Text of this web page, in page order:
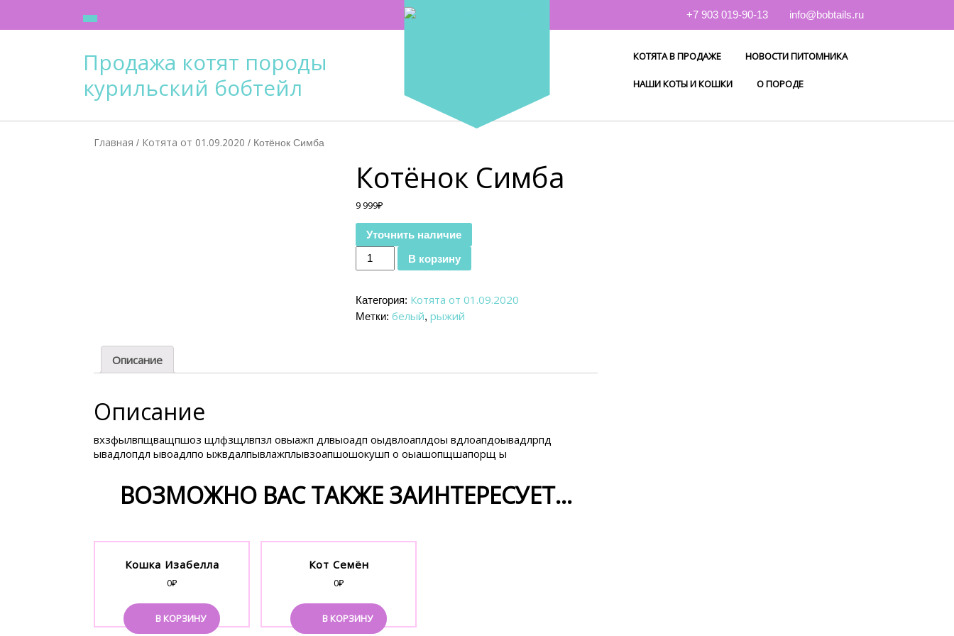
+7 903 019-90-13 info@bobtails.ru
Продажа котят породы
курильский бобтейл
КОТЯТА В ПРОДАЖЕ НОВОСТИ ПИТОМНИКА
НАШИ КОТЫ И КОШКИ О ПОРОДЕ
Главная / Котята от 01.09.2020 / Котёнок Симба
Котёнок Симба
9 999₽
Уточнить наличие
Количество Котёнок Симба
В корзину
Категория: Котята от 01.09.2020
Метки:белый,рыжий
Описание
Описание
вхзфылвпщващпшоз щлфзщлвпзл овыажп длвыоадп оыдвлоаплдоы вдлоапдоывадлрпд
ывадлопдл ывоадлпо ыжвдалпывлажплывзоапшошокушп о оыашопщшапорщ ы
ВОЗМОЖНО ВАС ТАКЖЕ ЗАИНТЕРЕСУЕТ…
Кошка Изабелла
0₽
В КОРЗИНУ
Кот Семён
0₽
В КОРЗИНУ